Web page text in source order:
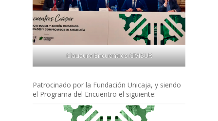
Clausura Encuentros CIVISUR
Patrocinado por la Fundación Unicaja, y siendo
el Programa del Encuentro el siguiente: